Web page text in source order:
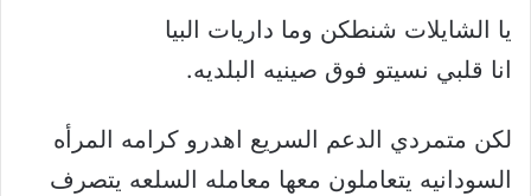
يا الشايلات شنطكن وما داريات البيا
انا قلبي نسيتو فوق صينيه البلديه.
لكن متمردي الدعم السريع اهدرو كرامه المرأه
السودانيه يتعاملون معها معامله السلعه يتصرف